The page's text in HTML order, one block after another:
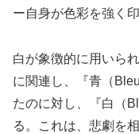
ー自身が色彩を強く
白が象徴的に用いら
に関連し、『青（
たのに対し、『白（
る。これは、悲劇を